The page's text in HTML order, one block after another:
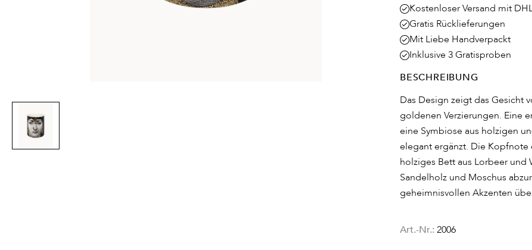
Kostenloser Versand mit
Gratis Rücklieferungen
Mit Liebe Handverpackt
Inklusive 3 Gratisproben
BESCHREIBUNG
Das Design zeigt das Gesicht
goldenen Verzierungen. Eine
eine Symbiose aus holzigen
elegant ergänzt. Die Kopfnote
holziges Bett aus Lorbeer und
Sandelholz und Moschus
geheimnisvollen Akzenten
Art.-Nr.: 2006